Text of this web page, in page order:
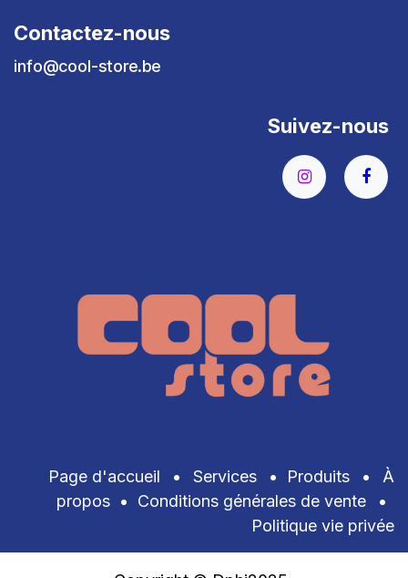
Contactez-nous
info@cool-store.be
Suivez-nous
Page d'accueil • Services • Produits •
À
propos • Conditions générales de vente
•
Politique vie privée